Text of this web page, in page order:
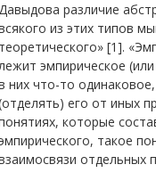
различие
из этих типов
теоретического» [1].
эмпирическое
них что-то
его от иных
которые
такое
отдельных